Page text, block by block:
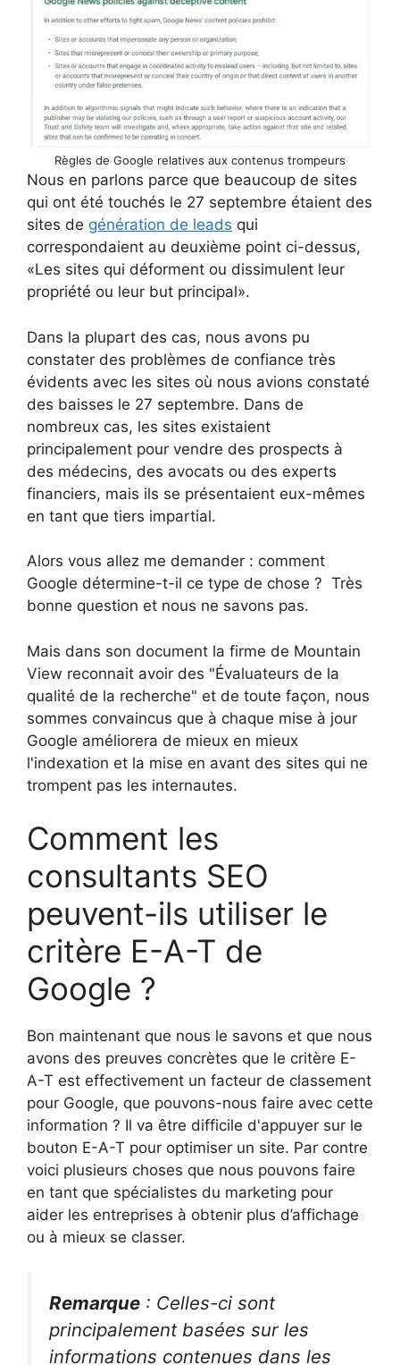
Règles de Google relatives aux contenus trompeurs
Nous en parlons parce que beaucoup de sites
qui ont été touchés le 27 septembre étaient des
sites de génération de leads qui
correspondaient au deuxième point ci-dessus,
«Les sites qui déforment ou dissimulent leur
propriété ou leur but principal».
Dans la plupart des cas, nous avons pu
constater des problèmes de confiance très
évidents avec les sites où nous avions constaté
des baisses le 27 septembre. Dans de
nombreux cas, les sites existaient
principalement pour vendre des prospects à
des médecins, des avocats ou des experts
financiers, mais ils se présentaient eux-mêmes
en tant que tiers impartial.
Alors vous allez me demander : comment
Google détermine-t-il ce type de chose ? Très
bonne question et nous ne savons pas.
Mais dans son document la firme de Mountain
View reconnait avoir des "Évaluateurs de la
qualité de la recherche" et de toute façon, nous
sommes convaincus que à chaque mise à jour
Google améliorera de mieux en mieux
l'indexation et la mise en avant des sites qui ne
trompent pas les internautes.
Comment les
consultants SEO
peuvent-ils utiliser le
critère E-A-T de
Google ?
Bon maintenant que nous le savons et que nous
avons des preuves concrètes que le critère E-
A-T est effectivement un facteur de classement
pour Google, que pouvons-nous faire avec cette
information ? Il va être difficile d'appuyer sur le
bouton E-A-T pour optimiser un site. Par contre
voici plusieurs choses que nous pouvons faire
en tant que spécialistes du marketing pour
aider les entreprises à obtenir plus d’affichage
ou à mieux se classer.
Remarque : Celles-ci sont
principalement basées sur les
informations contenues dans les